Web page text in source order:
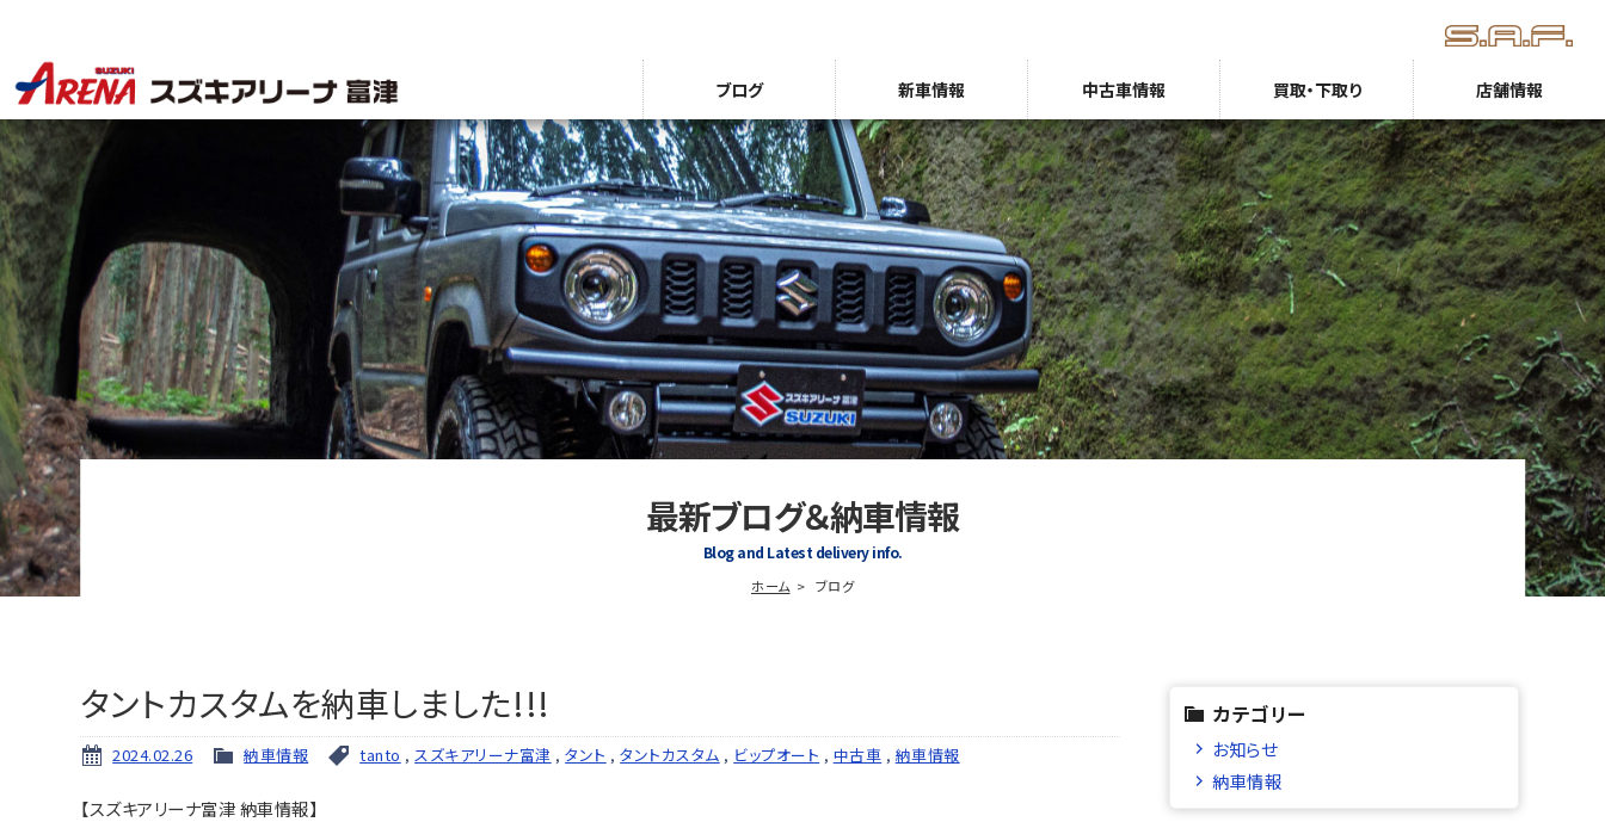
ブログ 新車情報 中古車情報 買取・下取り 店舗情報
最新ブログ＆納車情報
Blog and Latest delivery info.
ホーム ブログ
タントカスタムを納車しました!!!
2024.02.26 納車情報 tanto , スズキアリーナ富津 ,タント ,タントカスタム , ビップオート , 中古車 , 納車情報
【スズキアリーナ富津 納車情報】
カテゴリー
お知らせ
納車情報